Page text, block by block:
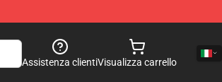
Assistenza clientiVisualizza carrello